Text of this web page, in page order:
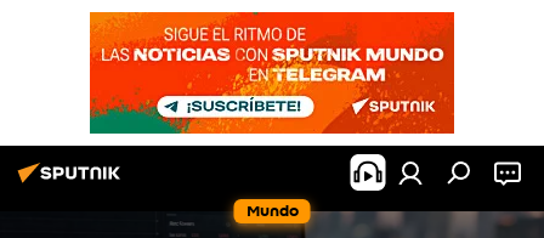
Mundo